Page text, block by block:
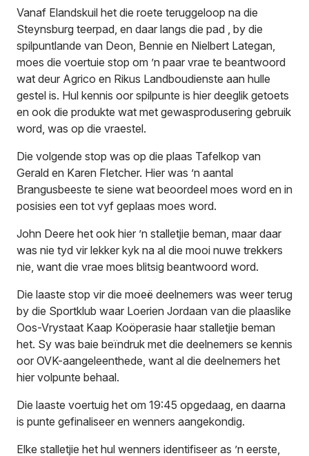
Vanaf Elandskuil het die roete teruggeloop na die
Steynsburg teerpad, en daar langs die pad , by die
spilpuntlande van Deon, Bennie en Nielbert Lategan,
moes die voertuie stop om ’n paar vrae te beantwoord
wat deur Agrico en Rikus Landboudienste aan hulle
gestel is. Hul kennis oor spilpunte is hier deeglik getoets
en ook die produkte wat met gewasprodusering gebruik
word, was op die vraestel.
Die volgende stop was op die plaas Tafelkop van
Gerald en Karen Fletcher. Hier was ’n aantal
Brangusbeeste te siene wat beoordeel moes word en in
posisies een tot vyf geplaas moes word.
John Deere het ook hier ’n stalletjie beman, maar daar
was nie tyd vir lekker kyk na al die mooi nuwe trekkers
nie, want die vrae moes blitsig beantwoord word.
Die laaste stop vir die moeë deelnemers was weer terug
by die Sportklub waar Loerien Jordaan van die plaaslike
Oos-Vrystaat Kaap Koöperasie haar stalletjie beman
het. Sy was baie beïndruk met die deelnemers se kennis
oor OVK-aangeleenthede, want al die deelnemers het
hier volpunte behaal.
Die laaste voertuig het om 19:45 opgedaag, en daarna
is punte gefinaliseer en wenners aangekondig.
Elke stalletjie het hul wenners identifiseer as ’n eerste,